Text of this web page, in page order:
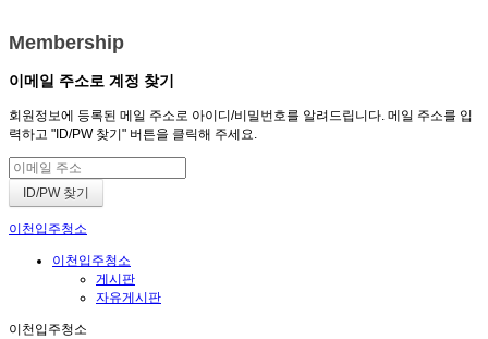
Membership
이메일 주소로 계정 찾기
회원정보에 등록된 메일 주소로 아이디/비밀번호를 알려드립니다. 메일 주소를 입
력하고 "ID/PW 찾기" 버튼을 클릭해 주세요.
이천입주청소
이천입주청소
게시판
자유게시판
이천입주청소